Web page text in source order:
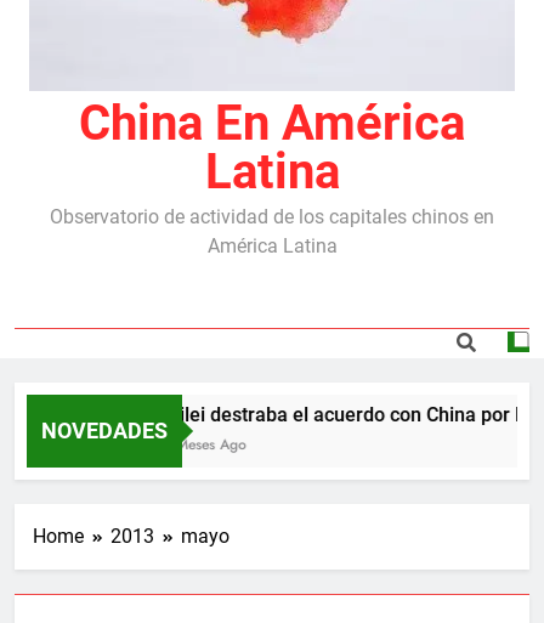
China En América
Latina
Observatorio de actividad de los capitales chinos en
América Latina
NOVEDADES
Milei destraba el acuerdo con China por las
5 Meses Ago
Home 2013 mayo